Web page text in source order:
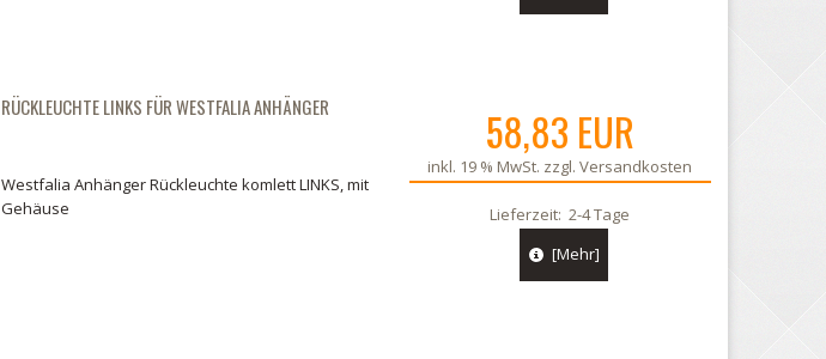
RÜCKLEUCHTE LINKS FÜR WESTFALIA ANHÄNGER
Westfalia Anhänger Rückleuchte komlett LINKS, mit
Gehäuse
58,83 EUR
inkl. 19 % MwSt. zzgl.Versandkosten
Lieferzeit:2-4 Tage
[Mehr]